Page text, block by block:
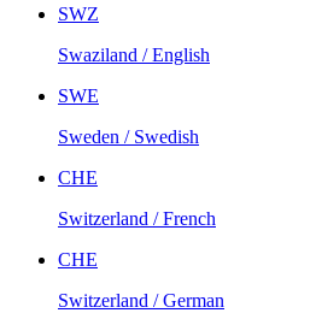
SWZ
Swaziland / English
SWE
Sweden / Swedish
CHE
Switzerland / French
CHE
Switzerland / German